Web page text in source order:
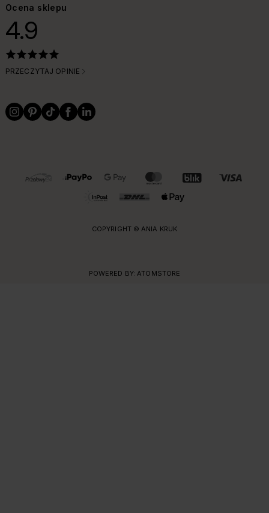
Ocena sklepu
4.9
PRZECZYTAJ OPINIE
OBSŁUGIWANE FORMY PŁATNOŚCI I DOSTAWY
COPYRIGHT © ANIA KRUK
POWERED BY: ATOMSTORE